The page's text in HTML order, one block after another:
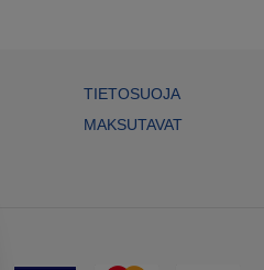
TIETOSUOJA
MAKSUTAVAT